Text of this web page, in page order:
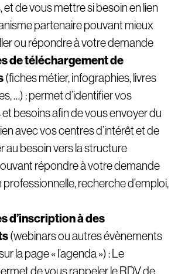
et de vous mettre si besoin en lien
partenaire pouvant mieux
ou répondre à votre demande
de téléchargement de
(fiches métier, infographies, livres
…) : permet d’identifier vos
besoins afin de vous envoyer du
avec vos centres d’intérêt et de
au besoin vers la structure
répondre à votre demande
professionnelle, recherche d’emploi,
d’inscription à des
(webinars ou autres évènements
la page « l’agenda ») : Le
de vous rappeler le RDV de